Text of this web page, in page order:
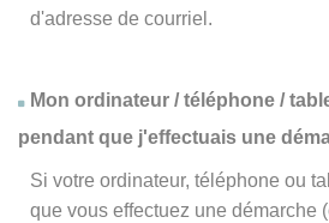
d'adresse de courriel.
Mon ordinateur / téléphone /
pendant que j'effectuais une
Si votre ordinateur, téléphone ou
que vous effectuez une démarche